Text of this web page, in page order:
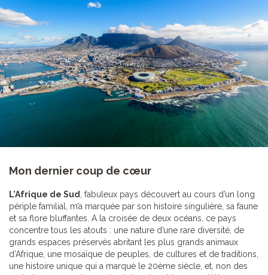
Mon dernier coup de cœur
L’Afrique de Sud
, fabuleux pays découvert au cours d’un long
périple familial, m’a marquée par son histoire singulière, sa faune
et sa flore bluffantes. A la croisée de deux océans, ce pays
concentre tous les atouts : une nature d’une rare diversité, de
grands espaces préservés abritant les plus grands animaux
d’Afrique, une mosaïque de peuples, de cultures et de traditions,
une histoire unique qui a marqué le 20ème siècle, et, non des